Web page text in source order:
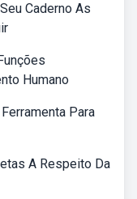
Caderno As
Humano
Para
A Respeito Da